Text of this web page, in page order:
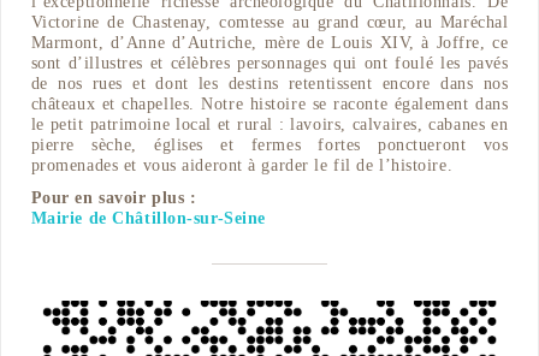
Victorine de Chastenay, comtesse au grand cœur, au Maréchal
Marmont, d’Anne d’Autriche, mère de Louis XIV, à Joffre, ce
sont d’illustres et célèbres personnages qui ont foulé les pavés
de nos rues et dont les destins retentissent encore dans nos
châteaux et chapelles. Notre histoire se raconte également dans
le petit patrimoine local et rural : lavoirs, calvaires, cabanes en
pierre sèche, églises et fermes fortes ponctueront vos
promenades et vous aideront à garder le fil de l’histoire.
Pour en savoir plus :
Mairie de Châtillon-sur-Seine